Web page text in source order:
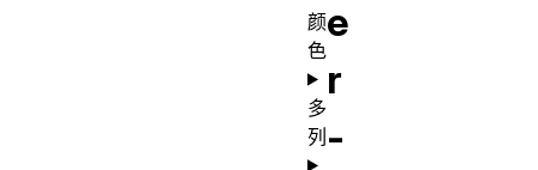
e
r
-
颜
色
多
列